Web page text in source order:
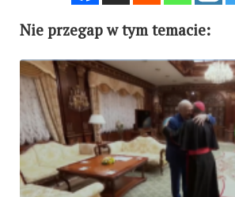
Nie przegap w tym temacie: